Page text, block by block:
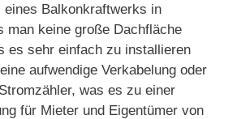
eines Balkonkraftwerks in
man keine große Dachfläche
es sehr einfach zu installieren
aufwendige Verkabelung oder
was es zu einer
für Mieter und Eigentümer von